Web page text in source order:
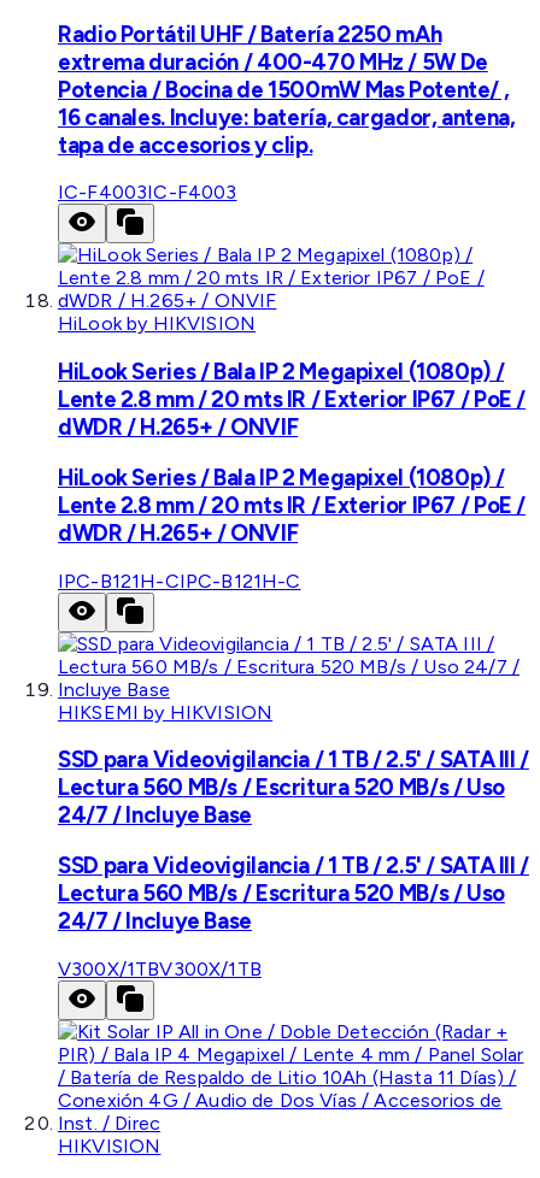
Radio Portátil UHF / Batería 2250 mAh
extrema duración / 400-470 MHz / 5W De
Potencia / Bocina de 1500mW Mas Potente/ ,
16 canales. Incluye: batería, cargador, antena,
tapa de accesorios y clip.
IC-F4003IC-F4003
HiLook by HIKVISION
HiLook Series / Bala IP 2 Megapixel (1080p) /
Lente 2.8 mm / 20 mts IR / Exterior IP67 / PoE /
dWDR / H.265+ / ONVIF
HiLook Series / Bala IP 2 Megapixel (1080p) /
Lente 2.8 mm / 20 mts IR / Exterior IP67 / PoE /
dWDR / H.265+ / ONVIF
IPC-B121H-CIPC-B121H-C
HIKSEMI by HIKVISION
SSD para Videovigilancia / 1 TB / 2.5' / SATA III /
Lectura 560 MB/s / Escritura 520 MB/s / Uso
24/7 / Incluye Base
SSD para Videovigilancia / 1 TB / 2.5' / SATA III /
Lectura 560 MB/s / Escritura 520 MB/s / Uso
24/7 / Incluye Base
V300X/1TBV300X/1TB
HIKVISION